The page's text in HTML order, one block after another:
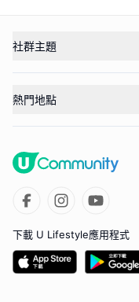
社群主題
熱門地點
下載 U Lifestyle應用程式